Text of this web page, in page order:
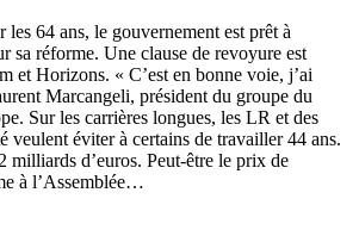
les 64 ans, le gouvernement est prêt à
sa réforme. Une clause de revoyure est
et Horizons. « C’est en bonne voie, j’ai
Marcangeli, président du groupe du
Sur les carrières longues, les LR et des
veulent éviter à certains de travailler 44 ans.
milliards d’euros. Peut-être le prix de
à l’Assemblée…